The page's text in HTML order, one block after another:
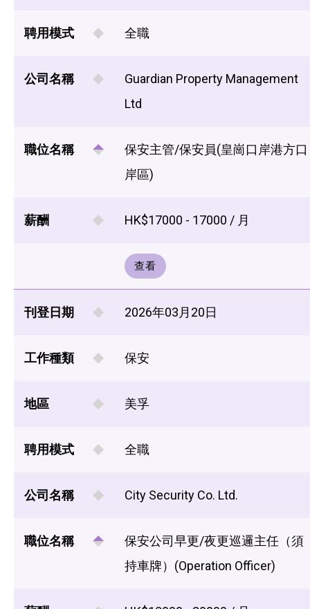
聘用模式 全職
公司名稱
Guardian Property Management
Ltd
職位名稱
保安主管/保安員(皇崗口岸港方口
岸區)
薪酬 HK$17000 - 17000 / 月
查看
刊登日期 2026年03月20日
工作種類 保安
地區 美孚
聘用模式 全職
公司名稱 City Security Co. Ltd.
職位名稱
保安公司早更/夜更巡邏主任（須
持車牌）(Operation Officer)